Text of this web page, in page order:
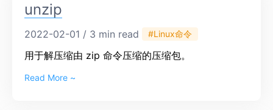
unzip
2022-02-01 / 3 min read #Linux命令
用于解压缩由 zip 命令压缩的压缩包。
Read More ~